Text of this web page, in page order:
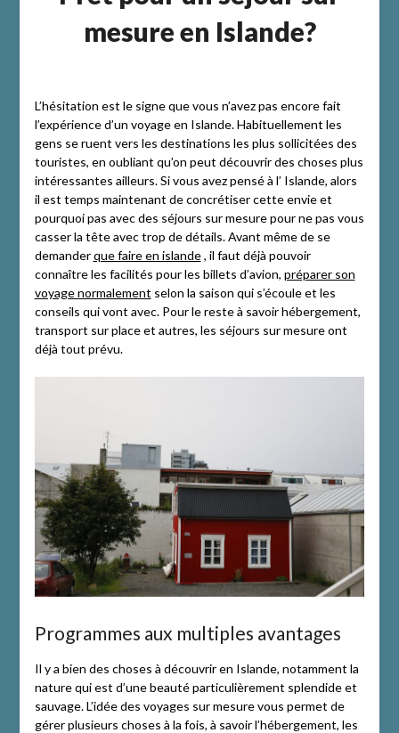
mesure en Islande?
L’hésitation est le signe que vous n’avez pas encore fait
l’expérience d’un voyage en Islande. Habituellement les
gens se ruent vers les destinations les plus sollicitées des
touristes, en oubliant qu’on peut découvrir des choses plus
intéressantes ailleurs. Si vous avez pensé à l’ Islande, alors
il est temps maintenant de concrétiser cette envie et
pourquoi pas avec des séjours sur mesure pour ne pas vous
casser la tête avec trop de détails. Avant même de se
demanderque faire en islande, il faut déjà pouvoir
connaître les facilités pour les billets d’avion, préparer son
voyage normalement selon la saison qui s’écoule et les
conseils qui vont avec. Pour le reste à savoir hébergement,
transport sur place et autres, les séjours sur mesure ont
déjà tout prévu.
Programmes aux multiples avantages
Il y a bien des choses à découvrir en Islande, notamment la
nature qui est d’une beauté particulièrement splendide et
sauvage. L’idée des voyages sur mesure vous permet de
gérer plusieurs choses à la fois, à savoir l’hébergement, les